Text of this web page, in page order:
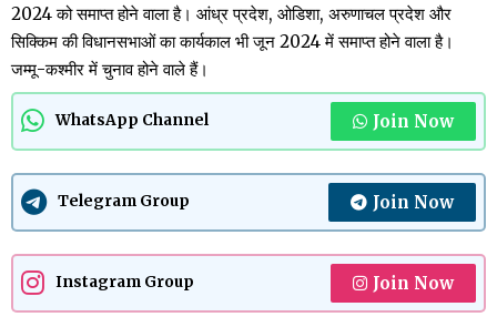
2024 को समाप्त होने वाला है। आंध्र प्रदेश, ओडिशा, अरुणाचल प्रदेश और
सिक्किम की विधानसभाओं का कार्यकाल भी जून 2024 में समाप्त होने वाला है।
जम्मू-कश्मीर में चुनाव होने वाले हैं।
WhatsApp Channel Join Now
Telegram Group Join Now
Instagram Group Join Now